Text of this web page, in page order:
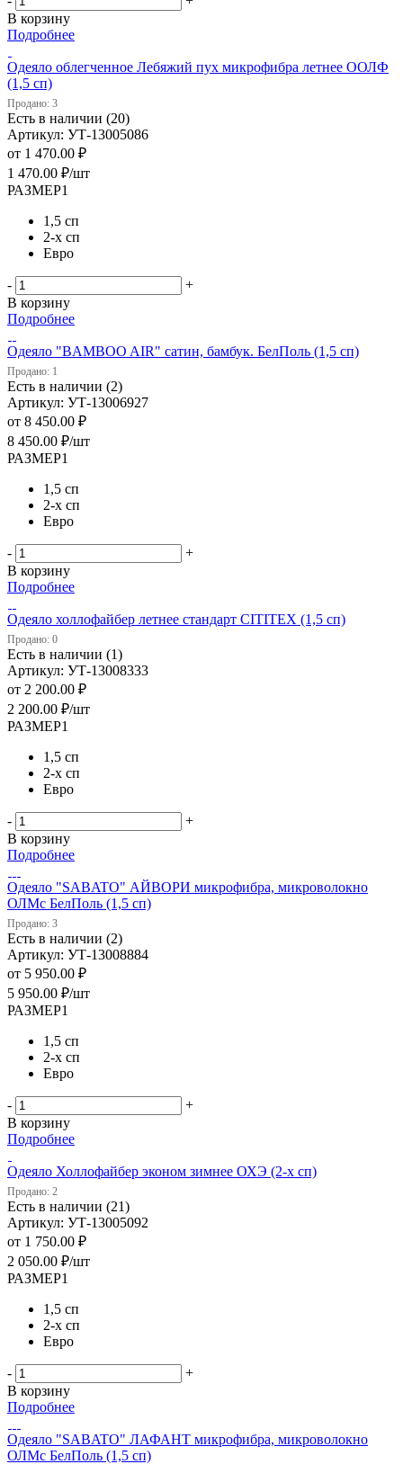
В корзину
Подробнее
Одеяло облегченное Лебяжий пух микрофибра летнее ООЛФ
(1,5 сп)
Продано: 3
Есть в наличии (20)
Артикул: УТ-13005086
от 1 470.00 ₽
1 470.00 ₽/шт
РАЗМЕР1
1,5 сп
2-х сп
Евро
-
+
В корзину
Подробнее
Одеяло "BAMBOO AIR" сатин, бамбук. БелПоль (1,5 сп)
Продано: 1
Есть в наличии (2)
Артикул: УТ-13006927
от 8 450.00 ₽
8 450.00 ₽/шт
РАЗМЕР1
1,5 сп
2-х сп
Евро
-
+
В корзину
Подробнее
Одеяло холлофайбер летнее стандарт CITITEX (1,5 сп)
Продано: 0
Есть в наличии (1)
Артикул: УТ-13008333
от 2 200.00 ₽
2 200.00 ₽/шт
РАЗМЕР1
1,5 сп
2-х сп
Евро
-
+
В корзину
Подробнее
Одеяло "SABATO" АЙВОРИ микрофибра, микроволокно
ОЛМс БелПоль (1,5 сп)
Продано: 3
Есть в наличии (2)
Артикул: УТ-13008884
от 5 950.00 ₽
5 950.00 ₽/шт
РАЗМЕР1
1,5 сп
2-х сп
Евро
-
+
В корзину
Подробнее
Одеяло Холлофайбер эконом зимнее ОХЭ (2-х сп)
Продано: 2
Есть в наличии (21)
Артикул: УТ-13005092
от 1 750.00 ₽
2 050.00 ₽/шт
РАЗМЕР1
1,5 сп
2-х сп
Евро
-
+
В корзину
Подробнее
Одеяло "SABATO" ЛАФАНТ микрофибра, микроволокно
ОЛМс БелПоль (1,5 сп)